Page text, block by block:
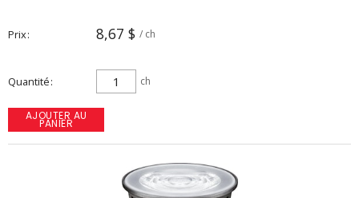
Prix 8,67 $ / ch
Quantité ch
AJOUTER AU
PANIER